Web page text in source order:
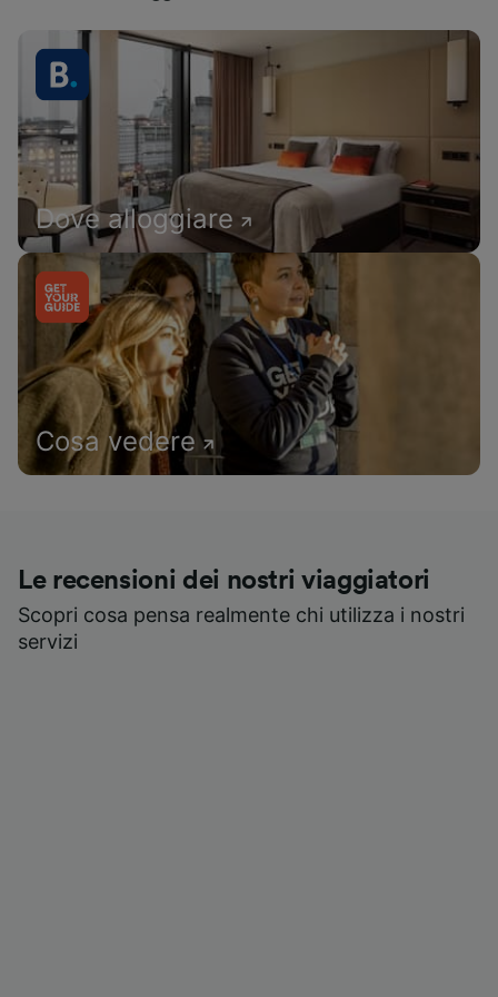
Dove alloggiare
Cosa vedere
Le recensioni dei nostri viaggiatori
Scopri cosa pensa realmente chi utilizza i nostri
servizi